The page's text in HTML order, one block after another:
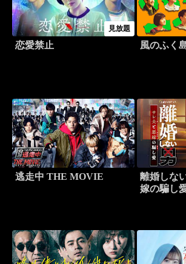
見放題
恋愛禁止 風のふく
逃走中 THE MOVIE
離婚しな
嫁の騙し